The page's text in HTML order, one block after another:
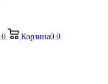
0 Корзина0 0